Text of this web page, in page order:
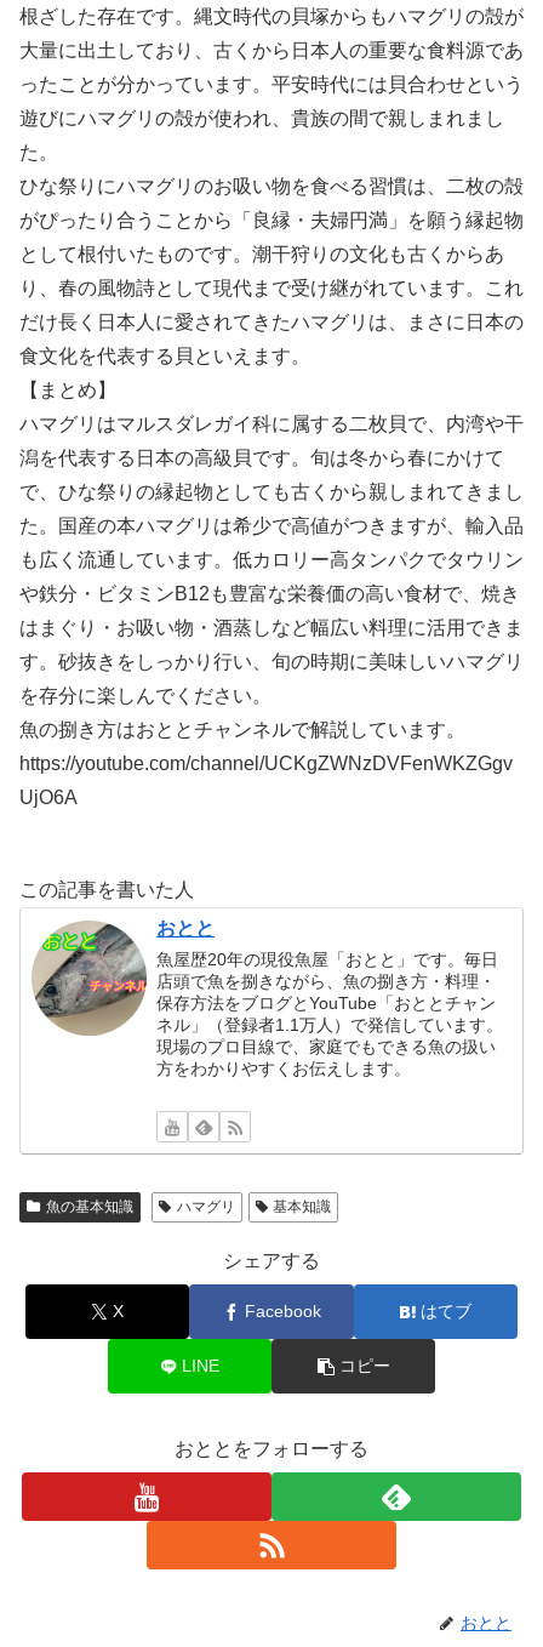
根ざした存在です。縄文時代の貝塚からもハマグリの殻が
大量に出土しており、古くから日本人の重要な食料源であ
ったことが分かっています。平安時代には貝合わせという
遊びにハマグリの殻が使われ、貴族の間で親しまれまし
た。
ひな祭りにハマグリのお吸い物を食べる習慣は、二枚の殻
がぴったり合うことから「良縁・夫婦円満」を願う縁起物
として根付いたものです。潮干狩りの文化も古くからあ
り、春の風物詩として現代まで受け継がれています。これ
だけ長く日本人に愛されてきたハマグリは、まさに日本の
食文化を代表する貝といえます。
【まとめ】
ハマグリはマルスダレガイ科に属する二枚貝で、内湾や干
潟を代表する日本の高級貝です。旬は冬から春にかけて
で、ひな祭りの縁起物としても古くから親しまれてきまし
た。国産の本ハマグリは希少で高値がつきますが、輸入品
も広く流通しています。低カロリー高タンパクでタウリン
や鉄分・ビタミンB12も豊富な栄養価の高い食材で、焼き
はまぐり・お吸い物・酒蒸しなど幅広い料理に活用できま
す。砂抜きをしっかり行い、旬の時期に美味しいハマグリ
を存分に楽しんでください。
魚の捌き方はおととチャンネルで解説しています。
https://youtube.com/channel/UCKgZWNzDVFenWKZGgv
UjO6A
この記事を書いた人
おとと
魚屋歴20年の現役魚屋「おとと」です。毎日
店頭で魚を捌きながら、魚の捌き方・料理・
保存方法をブログとYouTube「おととチャン
ネル」（登録者1.1万人）で発信しています。
現場のプロ目線で、家庭でもできる魚の扱い
方をわかりやすくお伝えします。
魚の基本知識 ハマグリ 基本知識
シェアする
X Facebook はてブ
LINE コピー
おととをフォローする
おとと